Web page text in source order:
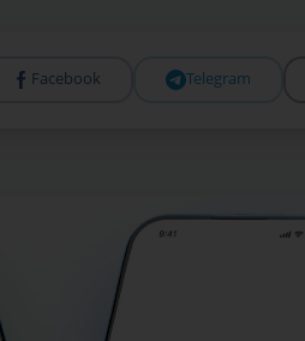
Facebook Telegram